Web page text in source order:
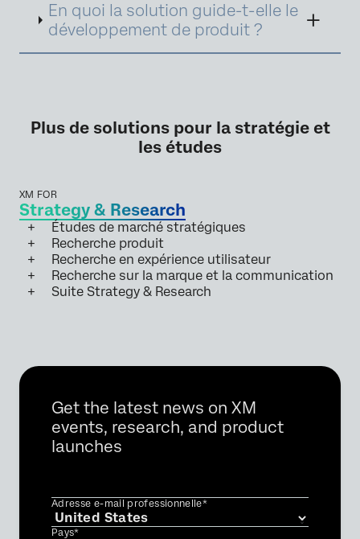
En quoi la solution guide-t-elle le
développement de produit ?
Plus de solutions pour la stratégie et
les études
XM FOR
Strategy & Research
Études de marché stratégiques
Recherche produit
Recherche en expérience utilisateur
Recherche sur la marque et la communication
Suite Strategy & Research
Get the latest news on XM
events, research, and product
launches
Adresse e-mail professionnelle*
Pays*